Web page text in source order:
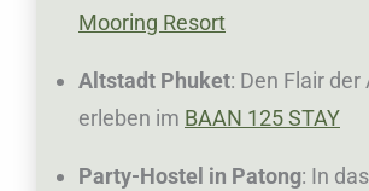
Mooring Resort
Altstadt Phuket: Den Flair
erleben im BAAN 125 STAY
Party-Hostel in Patong: In das